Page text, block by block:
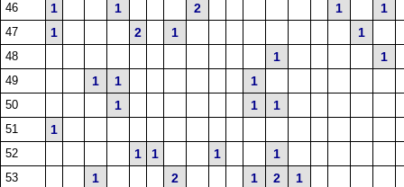
46 1 1 2 1 1
47 1 2 1 1
48 1 1
49 1 1 1
50 1 1 1
51 1
52 1 1 1 1
53 1 2 1 2 1